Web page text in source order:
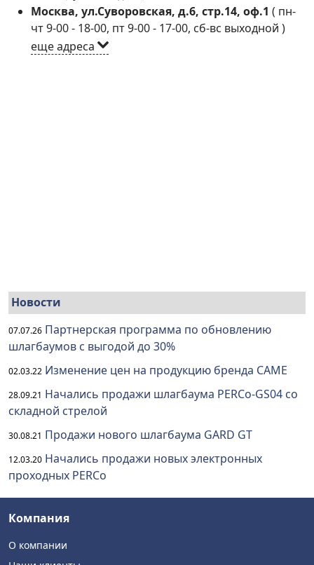
Москва, ул.Суворовская, д.6, стр.14, оф.1 ( пн-
чт 9-00 - 18-00, пт 9-00 - 17-00, сб-вс выходной )
еще адреса
Новости
07.07.26 Партнерская программа по обновлению
шлагбаумов с выгодой до 30%
02.03.22 Изменение цен на продукцию бренда CAME
28.09.21 Начались продажи шлагбаума PERCo-GS04 со
складной стрелой
30.08.21 Продажи нового шлагбаума GARD GT
12.03.20 Начались продажи новых электронных
проходных PERCo
Компания
О компании